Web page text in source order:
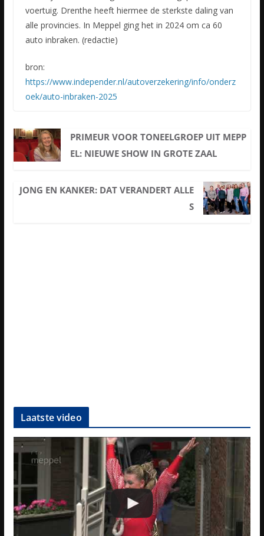
voertuig. Drenthe heeft hiermee de sterkste daling van
alle provincies. In Meppel ging het in 2024 om ca 60
auto inbraken. (redactie)
bron:
https://www.independer.nl/autoverzekering/info/onderz
oek/auto-inbraken-2025
PRIMEUR VOOR TONEELGROEP UIT MEPP
EL: NIEUWE SHOW IN GROTE ZAAL
JONG EN KANKER: DAT VERANDERT ALLE
S
Laatste video